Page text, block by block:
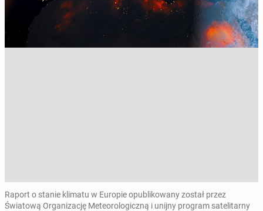
Raport o stanie klimatu w Europie opublikowany został przez
Światową Organizację Meteorologiczną i unijny program satelitarny